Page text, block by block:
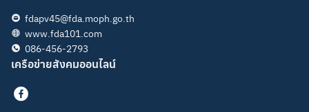
fdapv45@fda.moph.go.th
www.fda101.com
086-456-2793
เครือข่ายสังคมออนไลน์